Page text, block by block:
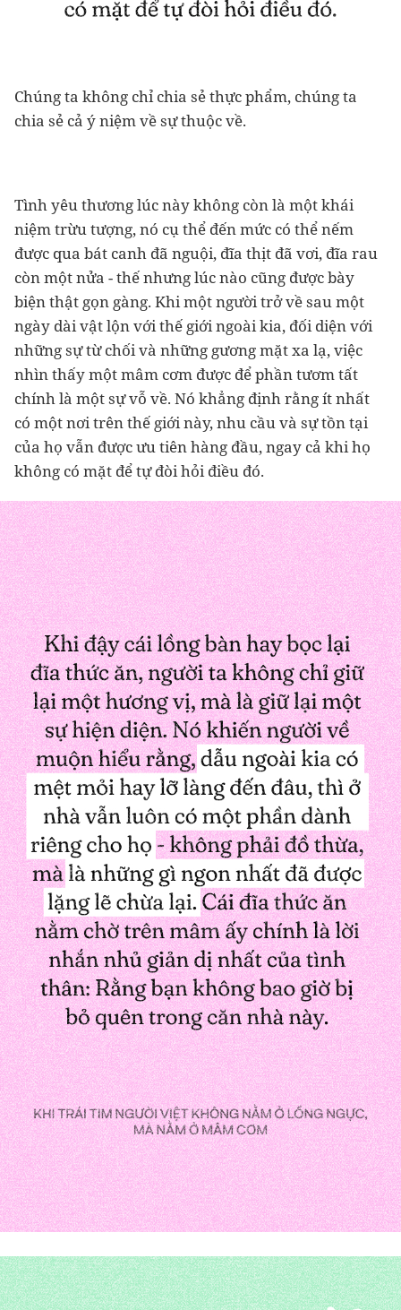
Chúng ta không chỉ chia sẻ thực phẩm, chúng ta
chia sẻ cả ý niệm về sự thuộc về.
Tình yêu thương lúc này không còn là một khái
niệm trừu tượng, nó cụ thể đến mức có thể nếm
được qua bát canh đã nguội, đĩa thịt đã vơi, đĩa rau
còn một nửa - thế nhưng lúc nào cũng được bày
biện thật gọn gàng. Khi một người trở về sau một
ngày dài vật lộn với thế giới ngoài kia, đối diện với
những sự từ chối và những gương mặt xa lạ, việc
nhìn thấy một mâm cơm được để phần tươm tất
chính là một sự vỗ về. Nó khẳng định rằng ít nhất
có một nơi trên thế giới này, nhu cầu và sự tồn tại
của họ vẫn được ưu tiên hàng đầu, ngay cả khi họ
không có mặt để tự đòi hỏi điều đó.